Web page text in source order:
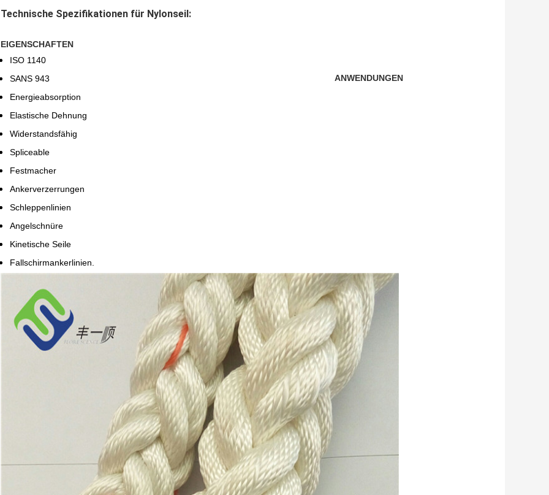
Technische Spezifikationen für Nylonseil:
EIGENSCHAFTEN
ISO 1140
SANS 943
Energieabsorption
Elastische Dehnung
Widerstandsfähig
Spliceable
ANWENDUNGEN
Festmacher
Ankerverzerrungen
Schleppenlinien
Angelschnüre
Kinetische Seile
Fallschirmankerlinien.